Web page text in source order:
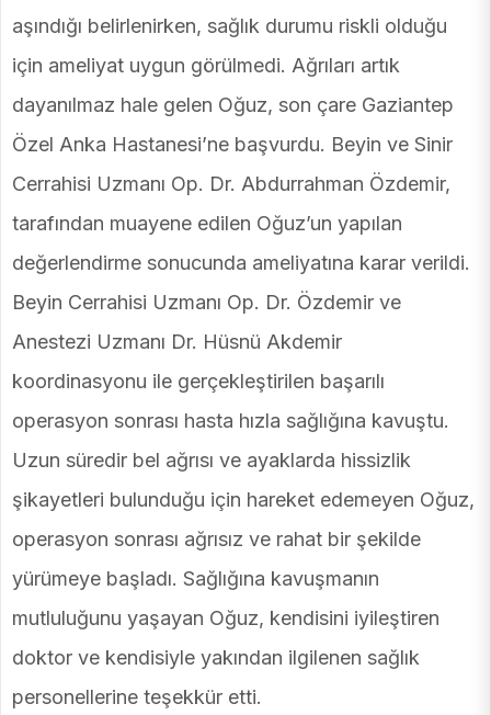
aşındığı belirlenirken, sağlık durumu riskli olduğu
için ameliyat uygun görülmedi. Ağrıları artık
dayanılmaz hale gelen Oğuz, son çare Gaziantep
Özel Anka Hastanesi’ne başvurdu. Beyin ve Sinir
Cerrahisi Uzmanı Op. Dr. Abdurrahman Özdemir,
tarafından muayene edilen Oğuz’un yapılan
değerlendirme sonucunda ameliyatına karar verildi.
Beyin Cerrahisi Uzmanı Op. Dr. Özdemir ve
Anestezi Uzmanı Dr. Hüsnü Akdemir
koordinasyonu ile gerçekleştirilen başarılı
operasyon sonrası hasta hızla sağlığına kavuştu.
Uzun süredir bel ağrısı ve ayaklarda hissizlik
şikayetleri bulunduğu için hareket edemeyen Oğuz,
operasyon sonrası ağrısız ve rahat bir şekilde
yürümeye başladı. Sağlığına kavuşmanın
mutluluğunu yaşayan Oğuz, kendisini iyileştiren
doktor ve kendisiyle yakından ilgilenen sağlık
personellerine teşekkür etti.